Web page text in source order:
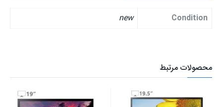
Condition
new
محصولات مرتبط